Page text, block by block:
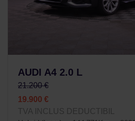
AUDI A4 2.0 L
21.200 €
19.900 €
TVA INCLUS DEDUCTIBIL